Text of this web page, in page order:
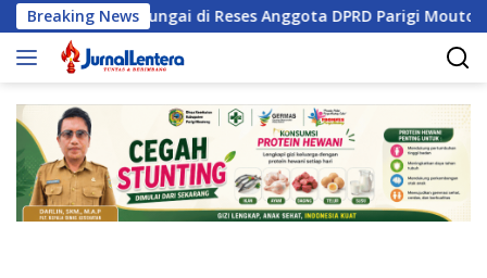
Langsung
ke
konten
Breaking News
Sungai di Reses Anggota DPRD Parigi Moutong